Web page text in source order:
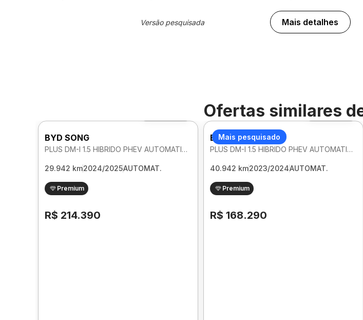
Versão pesquisada Mais detalhes
Ofertas similares
BYD SONG
PLUS DM-I 1.5 HIBRIDO PHEV AUTOMATICO
29.942 km2024/2025AUTOMAT.
Premium
R$ 214.390
Mais pesquisado
Foto 360º
BYD SONG
PLUS DM-I 1.5 HIBRIDO PHEV AUTOMATICO
40.942 km2023/2024AUTOMAT.
Premium
R$ 168.290